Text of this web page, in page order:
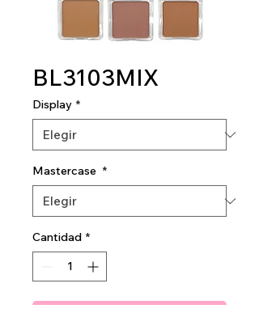
BL3103MIX
Display *
Mastercase *
Cantidad *